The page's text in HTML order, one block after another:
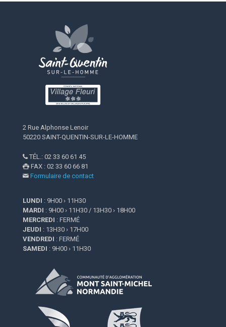
2 Rue Alphonse Lenoir
50220 SAINT-QUENTIN-SUR-LE-HOMME
 TÉL.: 02 33 60 61 45
 FAX : 02 33 60 66 81
 Formulaire de contact
LUNDI : 9H00 › 11H30
MARDI : 9H00 › 11H30 / 13H30 › 18H00
MERCREDI : FERMÉ
JEUDI : 13H30 › 17H00
VENDREDI : FERMÉ
SAMEDI : 9H00 › 11H30